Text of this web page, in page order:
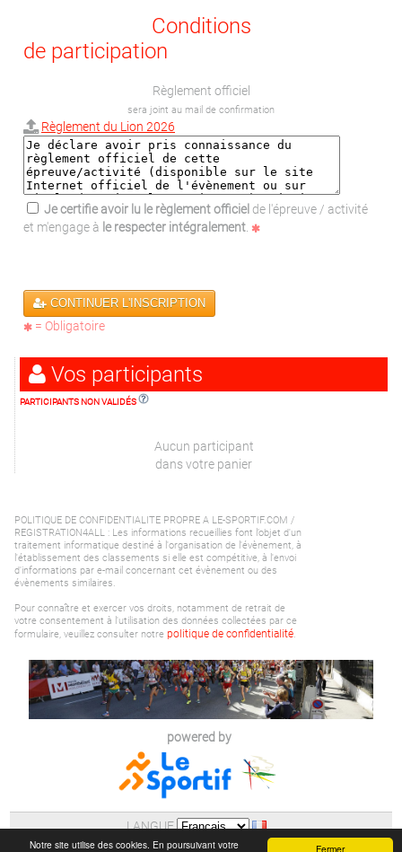
Fermer
Notre site utilise des cookies. En poursuivant votre
Conditions
de participation
Règlement officiel
sera joint au mail de confirmation
Règlement du Lion 2026
Je certifie avoir lu le règlement officiel de l'épreuve / activité
et m'engage à le respecter intégralement
CONTINUER L'INSCRIPTION
= Obligatoire
Vos participants
PARTICIPANTS NON VALIDÉS
Aucun participant
dans votre panier
POLITIQUE DE CONFIDENTIALITE PROPRE A LE-SPORTIF.COM /
REGISTRATION4ALL : Les informations recueillies font l’objet d'un
traitement informatique destiné à l'organisation de l'évènement, à
l'établissement des classements si elle est compétitive, à l'envoi
d'informations par e-mail concernant cet évènement ou des
évènements similaires.
Pour connaître et exercer vos droits, notamment de retrait de
votre consentement à l'utilisation des données collectées par ce
formulaire, veuillez consulter notre politique de confidentialité.
powered by
LANGUE
AIDE|POLITIQUE DE CONFIDENTIALITE (RGPD)